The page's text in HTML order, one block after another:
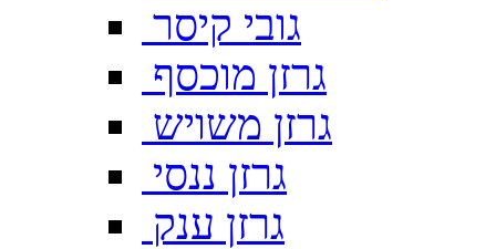
גובי קיסר
גרזן מוכסף
גרזן משויש
גרזן ננסי
גרזן ענק